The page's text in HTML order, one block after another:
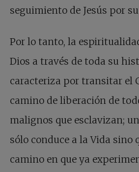
seguimiento de Jesús por
Por lo tanto, la
Dios a través de toda su
caracteriza por transitar el
camino de liberación de
malignos que esclavizan;
sólo conduce a la Vida sino
camino en que ya